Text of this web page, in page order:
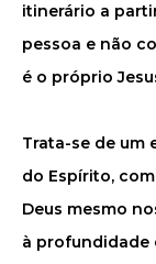
itinerário a
pessoa e não
é o próprio
Trata-se de um
do Espírito,
Deus mesmo
à profundidade